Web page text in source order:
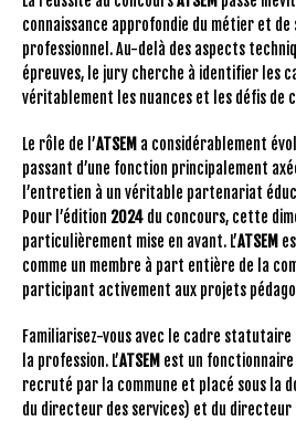
connaissance approfondie du métier et de
professionnel. Au-delà des aspects
épreuves, le jury cherche à identifier les
véritablement les nuances et les défis de
Le rôle de l’ATSEM a considérablement
passant d’une fonction principalement
l’entretien à un véritable partenariat
Pour l’édition 2024 du concours, cette
particulièrement mise en avant. L’ATSEM
comme un membre à part entière de la
participant activement aux projets
Familiarisez-vous avec le cadre
la profession. L’ATSEM est un
recruté par la commune et placé sous la
du directeur des services) et du directeur